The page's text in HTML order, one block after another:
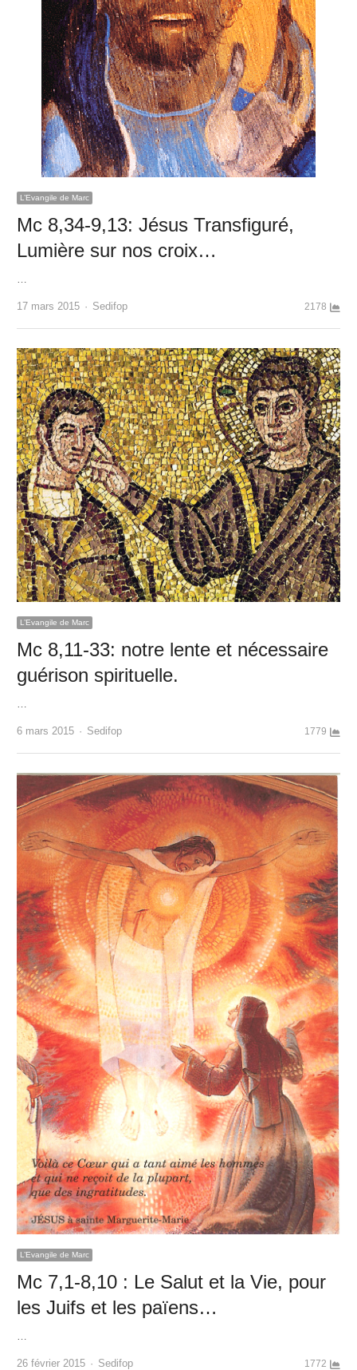
L’Evangile de Marc
Mc 8,34-9,13: Jésus Transfiguré,
Lumière sur nos croix…
…
17 mars 2015 Author
Sedifop 2178
L’Evangile de Marc
Mc 8,11-33: notre lente et nécessaire
guérison spirituelle.
6 mars 2015 Author
Sedifop 1779
L’Evangile de Marc
Mc 7,1-8,10 : Le Salut et la Vie, pour
les Juifs et les païens…
26 février 2015 Author
Sedifop 1772